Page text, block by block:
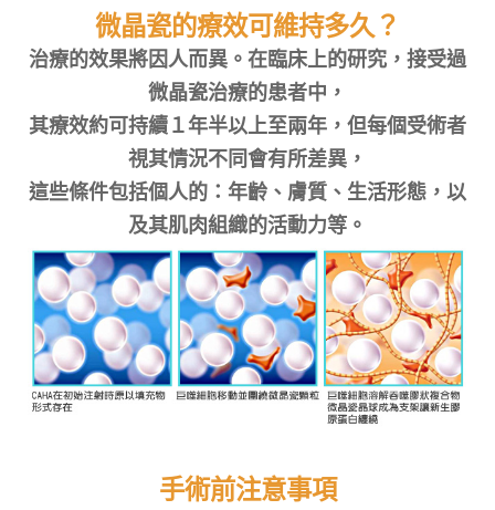
微晶瓷的療效可維持多久？
治療的效果將因人而異。在臨床上的研究，接受過
微晶瓷治療的患者中，
其療效約可持續１年半以上至兩年，但每個受術者
視其情況不同會有所差異，
這些條件包括個人的：年齡、膚質、生活形態，以
及其肌肉組織的活動力等。
手術前注意事項